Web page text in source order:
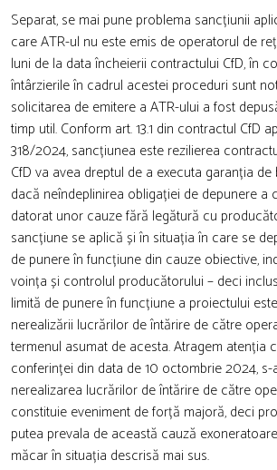
Separat, se mai pune problema sancțiunii
care ATR-ul nu este emis de operatorul de
luni de la data încheierii contractului CfD, în
întârzierile în cadrul acestei proceduri sunt
solicitarea de emitere a ATR-ului a fost
timp util. Conform art. 13.1 din contractul CfD
318/2024, sancțiunea este rezilierea
CfD va avea dreptul de a executa garanția
dacă neîndeplinirea obligației de depunere a
datorat unor cauze fără legătură cu
sancțiune se aplică și în situația în care se
de punere în funcțiune din cauze obiective,
voința și controlul producătorului – deci
limită de punere în funcțiune a proiectului
nerealizării lucrărilor de întărire de către
termenul asumat de acesta. Atragem atenția
conferinței din data de 10 octombrie 2024,
nerealizarea lucrărilor de întărire de către
constituie eveniment de forță majoră, deci
putea prevala de această cauză
măcar în situația descrisă mai sus.